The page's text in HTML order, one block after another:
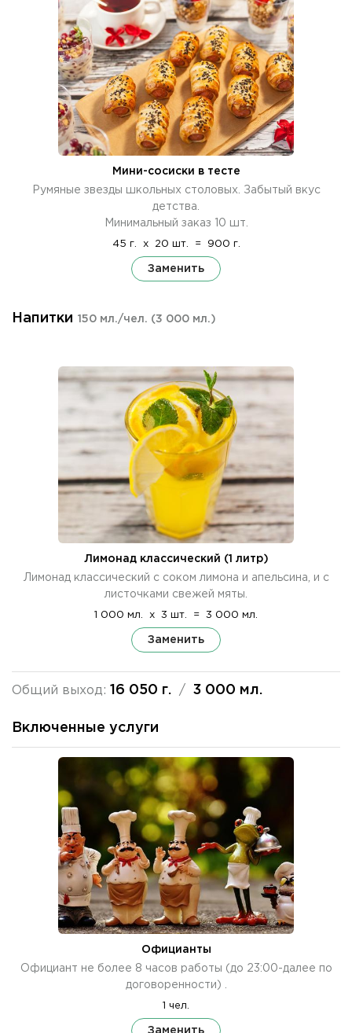
Мини-сосиски в тесте
Румяные звезды школьных столовых. Забытый вкус
детства.
Минимальный заказ 10 шт.
45 г. x 20 шт. = 900 г.
Заменить
Напитки 150 мл./чел. (3 000 мл.)
Лимонад классический (1 литр)
Лимонад классический с соком лимона и апельсина, и с
листочками свежей мяты.
1 000 мл. x 3 шт. = 3 000 мл.
Заменить
Общий выход: 16 050 г. / 3 000 мл.
Включенные услуги
Официанты
Официант не более 8 часов работы (до 23:00-далее по
договоренности) .
1 чел.
Заменить